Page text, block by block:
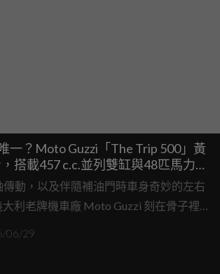
一？Moto Guzzi「The Trip 500」黃
搭載457 c.c.並列雙缸與48匹馬力搶
傳動，以及伴隨補油門時車身奇妙的左右
利老牌機車廠 Moto Guzzi 刻在骨子裡的
這個環保法規日益嚴苛、中排量入門市
代，即使是高傲的曼德洛之鷹也必須學
06/29